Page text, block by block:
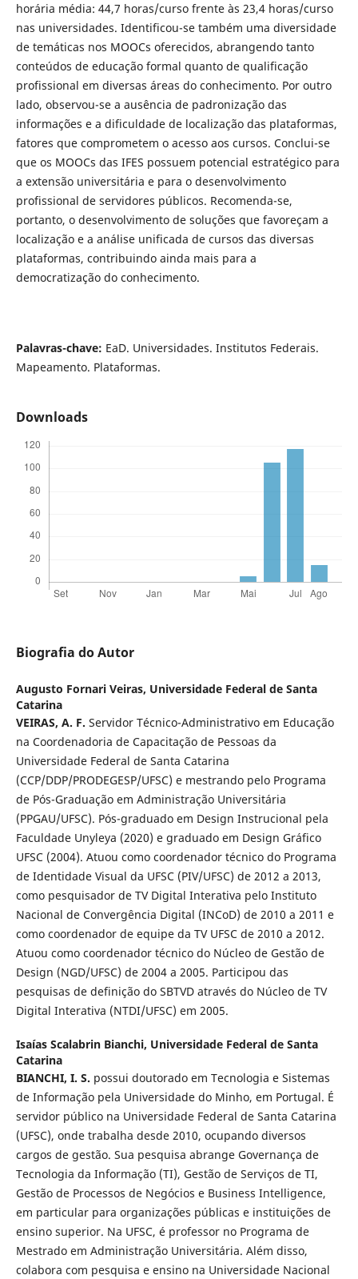
horária média: 44,7 horas/curso frente às 23,4 horas/curso
nas universidades. Identificou-se também uma diversidade
de temáticas nos MOOCs oferecidos, abrangendo tanto
conteúdos de educação formal quanto de qualificação
profissional em diversas áreas do conhecimento. Por outro
lado, observou-se a ausência de padronização das
informações e a dificuldade de localização das plataformas,
fatores que comprometem o acesso aos cursos. Conclui-se
que os MOOCs das IFES possuem potencial estratégico para
a extensão universitária e para o desenvolvimento
profissional de servidores públicos. Recomenda-se,
portanto, o desenvolvimento de soluções que favoreçam a
localização e a análise unificada de cursos das diversas
plataformas, contribuindo ainda mais para a
democratização do conhecimento.
Palavras-chave: EaD. Universidades. Institutos Federais.
Mapeamento. Plataformas.
Downloads
Biografia do Autor
Augusto Fornari Veiras, Universidade Federal de Santa
Catarina
VEIRAS, A. F. Servidor Técnico-Administrativo em Educação
na Coordenadoria de Capacitação de Pessoas da
Universidade Federal de Santa Catarina
(CCP/DDP/PRODEGESP/UFSC) e mestrando pelo Programa
de Pós-Graduação em Administração Universitária
(PPGAU/UFSC). Pós-graduado em Design Instrucional pela
Faculdade Unyleya (2020) e graduado em Design Gráfico
UFSC (2004). Atuou como coordenador técnico do Programa
de Identidade Visual da UFSC (PIV/UFSC) de 2012 a 2013,
como pesquisador de TV Digital Interativa pelo Instituto
Nacional de Convergência Digital (INCoD) de 2010 a 2011 e
como coordenador de equipe da TV UFSC de 2010 a 2012.
Atuou como coordenador técnico do Núcleo de Gestão de
Design (NGD/UFSC) de 2004 a 2005. Participou das
pesquisas de definição do SBTVD através do Núcleo de TV
Digital Interativa (NTDI/UFSC) em 2005.
Isaías Scalabrin Bianchi, Universidade Federal de Santa
Catarina
BIANCHI, I. S. possui doutorado em Tecnologia e Sistemas
de Informação pela Universidade do Minho, em Portugal. É
servidor público na Universidade Federal de Santa Catarina
(UFSC), onde trabalha desde 2010, ocupando diversos
cargos de gestão. Sua pesquisa abrange Governança de
Tecnologia da Informação (TI), Gestão de Serviços de TI,
Gestão de Processos de Negócios e Business Intelligence,
em particular para organizações públicas e instituições de
ensino superior. Na UFSC, é professor no Programa de
Mestrado em Administração Universitária. Além disso,
colabora com pesquisa e ensino na Universidade Nacional